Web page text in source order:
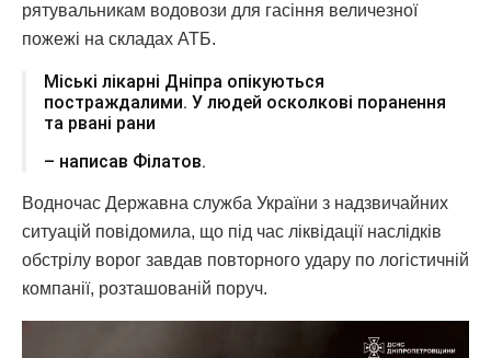
рятувальникам водовози для гасіння величезної
пожежі на складах АТБ.
Міські лікарні Дніпра опікуються
постраждалими. У людей осколкові поранення
та рвані рани
– написав Філатов.
Водночас Державна служба України з надзвичайних
ситуацій повідомила, що під час ліквідації наслідків
обстрілу ворог завдав повторного удару по логістичній
компанії, розташованій поруч.